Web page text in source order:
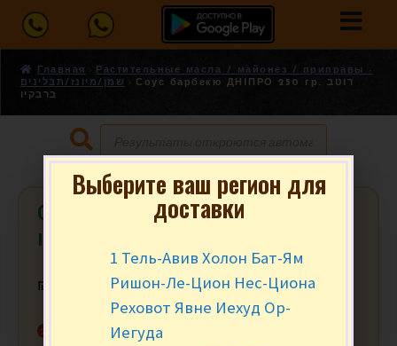
Главная
Растительные масла / майонез / приправы -
שמן/מיונז/תבלינים
Соус барбекю ДНIПРО 250 гр. רוטב
ברבקיו
Соус барбекю ДНIПРО 250 гр. רוטב
ברבקיו
₪ за шт.
Нет в наличии
Выберите ваш регион для
доставки
1 Тель-Авив Холон Бат-Ям
Ришон-Ле-Цион Нес-Циона
Реховот Явне Иехуд Ор-
Иегуда